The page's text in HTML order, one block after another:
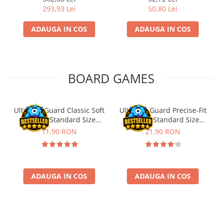
Riftbound singles
Gundam TCG
Puzzle
Puzzle 1500 piese
Puzzle 20 piese
Puzzle 60 piese
Puzzle 40 piese
293,93 Lei
ADAUGA IN COS
50,80 Lei
ADAUGA IN COS
BOARD GAMES
Ultimate Guard Classic Soft
Sleeves Standard Size
Transparent (100)
11,90 RON
ADAUGA IN COS
Ultimate Guard Precise-Fit
Sleeves Standard Size
Transparent (100)
21,90 RON
ADAUGA IN COS